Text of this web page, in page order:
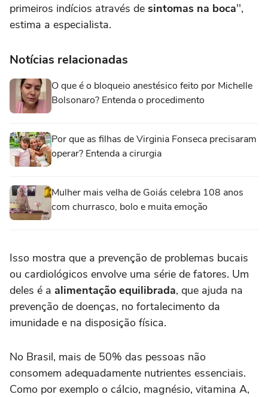
primeiros indícios através de sintomas na boca'',
estima a especialista.
Notícias relacionadas
O que é o bloqueio anestésico feito por Michelle
Bolsonaro? Entenda o procedimento
Por que as filhas de Virginia Fonseca precisaram
operar? Entenda a cirurgia
Mulher mais velha de Goiás celebra 108 anos
com churrasco, bolo e muita emoção
Isso mostra que a prevenção de problemas bucais
ou cardiológicos envolve uma série de fatores. Um
deles é a alimentação equilibrada, que ajuda na
prevenção de doenças, no fortalecimento da
imunidade e na disposição física.
No Brasil, mais de 50% das pessoas não
consomem adequadamente nutrientes essenciais.
Como por exemplo o cálcio, magnésio, vitamina A,